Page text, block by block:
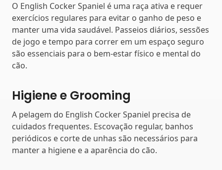
O English Cocker Spaniel é uma raça ativa e requer
exercícios regulares para evitar o ganho de peso e
manter uma vida saudável. Passeios diários, sessões
de jogo e tempo para correr em um espaço seguro
são essenciais para o bem-estar físico e mental do
cão.
Higiene e Grooming
A pelagem do English Cocker Spaniel precisa de
cuidados frequentes. Escovação regular, banhos
periódicos e corte de unhas são necessários para
manter a higiene e a aparência do cão.